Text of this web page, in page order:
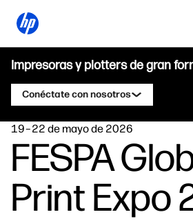
Impresoras y plotters de gran
Conéctate con nosotros
Ponte en contacto con un experto de
HP DesignJet
Ponte en contacto con un experto
HP PageWide XL
Productos
Plotters técnicos HP DesignJet
Impresoras gráficas HP DesignJet
Impresoras HP PageWide XL
Soluciones y servicios
HP Click Print Solutions
HP PrintOS Production Hub
Aplicaciones
Recursos
19–22 de mayo de 2026
FESPA
Print Expo